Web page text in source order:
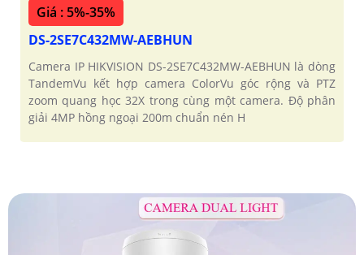
Giá : 5%-35%
DS-2SE7C432MW-AEBHUN
Camera IP HIKVISION DS-2SE7C432MW-AEBHUN là dòng
TandemVu kết hợp camera ColorVu góc rộng và PTZ
zoom quang học 32X trong cùng một camera. Độ phân
giải 4MP hồng ngoại 200m chuẩn nén H